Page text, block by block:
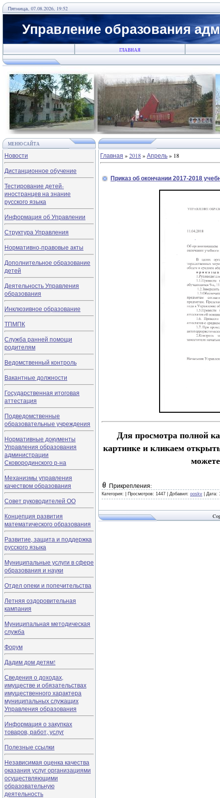
Пятница, 07.08.2026, 19:52
Управление образования
ГЛАВНАЯ
МЕНЮ САЙТА
Новости
Дистанционное обучение
Тестирование детей-
иностранцев на знание
русского языка
Информация об Управлении
Структура Управления
Нормативно-правовые акты
Дополнительное образование
детей
Деятельность Управления
образования
Инклюзивное образование
ТПМПК
Служба ранней помощи
родителям
Ведомственный контроль
Вакантные должности
Государственная итоговая
аттестация
Подведомственные
образовательные учреждения
Нормативные документы
Управления образования
администрации
Сковородинского р-на
Механизмы управления
качеством образования
Совет руководителей ОО
Концепция развития
математического образования
Развитие, защита и поддержка
русского языка
Муниципальные услуги в сфере
образования и науки
Отдел опеки и попечительства
Летняя оздоровительная
кампания
Муниципальная методическая
служба
Форум
Дадим дом детям!
Сведения о доходах,
имуществе и обязательствах
имущественного характера
муниципальных служащих
Управления образования
Информация о закупках
товаров, работ, услуг
Полезные ссылки
Независимая оценка качества
оказания услуг организациями
осуществляющими
образовательную
деятельность
Главная »2018»Апрель» 18
Приказ об окончании 2017-2018
Для просмотра полной
картинке и кликаем
Прикрепления:
Категория: Просмотров: 1447 | Добавил: ooskv Дата: